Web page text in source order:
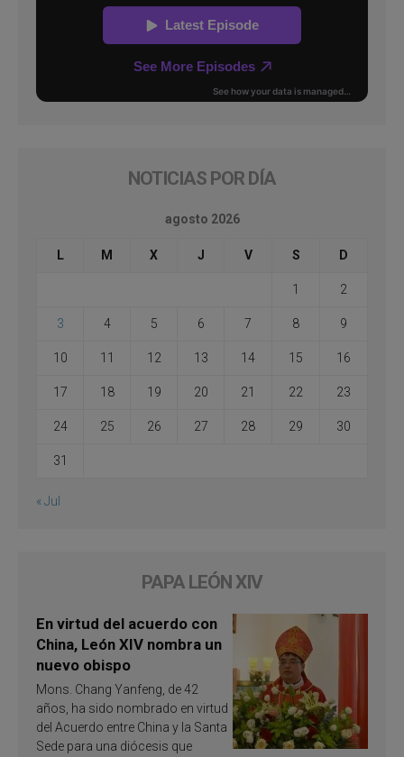
NOTICIAS POR DÍA
agosto 2026
L M X J V S D
1 2
3 4 5 6 7 8 9
10 11 12 13 14 15 16
17 18 19 20 21 22 23
24 25 26 27 28 29 30
31
« Jul
PAPA LEÓN XIV
En virtud del acuerdo con
China, León XIV nombra un
nuevo obispo
Mons. Chang Yanfeng, de 42
años, ha sido nombrado en virtud
del Acuerdo entre China y la Santa
Sede para una diócesis que